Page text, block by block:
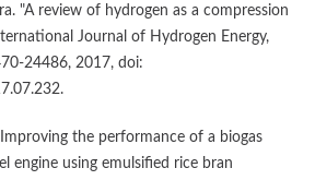
"A review of hydrogen as a compression
Journal of Hydrogen Energy,
24486, 2017, doi:
the performance of a biogas
engine using emulsified rice bran